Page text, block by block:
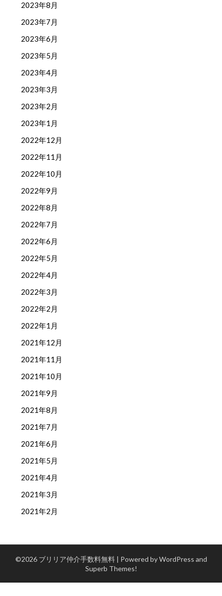
2023年8月
2023年7月
2023年6月
2023年5月
2023年4月
2023年3月
2023年2月
2023年1月
2022年12月
2022年11月
2022年10月
2022年9月
2022年8月
2022年7月
2022年6月
2022年5月
2022年4月
2022年3月
2022年2月
2022年1月
2021年12月
2021年11月
2021年10月
2021年9月
2021年8月
2021年7月
2021年6月
2021年5月
2021年4月
2021年3月
2021年2月
©2026 ブリリア仲介手数料無料 | Powered by WordPress and
Superb Themes!